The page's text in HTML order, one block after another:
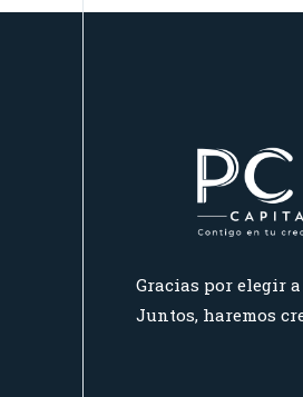
Gracias por elegir
Juntos, haremos